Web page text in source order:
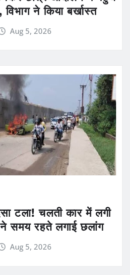
ने किया बर्खास्त
Aug 5, 2026
टला! चलती कार में लगी
समय रहते लगाई छलांग
Aug 5, 2026